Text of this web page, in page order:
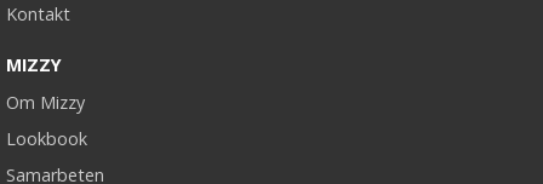
Kontakt
MIZZY
Om Mizzy
Lookbook
Samarbeten